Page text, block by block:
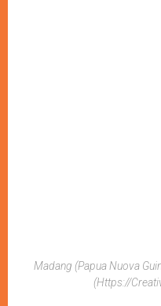
Madang (Papua Nuova
(https://